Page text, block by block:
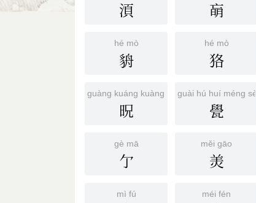
湏 朚
hé mò
貈
hé mò
狢
guàng kuáng kuàng mǔ
㫛
guài hú huí méng sè
㽇
gè mā
亇
měi gāo
羙
mì fú méi fén